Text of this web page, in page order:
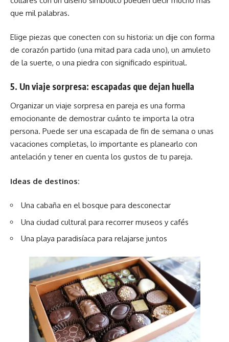
que mil palabras.
Elige piezas que conecten con su historia: un dije con forma
de corazón partido (una mitad para cada uno), un amuleto
de la suerte, o una piedra con significado espiritual.
5. Un viaje sorpresa: escapadas que dejan huella
Organizar un viaje sorpresa en pareja es una forma
emocionante de demostrar cuánto te importa la otra
persona. Puede ser una escapada de fin de semana o unas
vacaciones completas, lo importante es planearlo con
antelación y tener en cuenta los gustos de tu pareja.
Ideas de destinos:
Una cabaña en el bosque para desconectar
Una ciudad cultural para recorrer museos y cafés
Una playa paradisíaca para relajarse juntos